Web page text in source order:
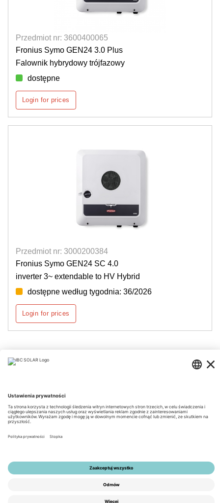
Przedmiot nr: 3600400065
Fronius Symo GEN24 3.0 Plus
Falownik hybrydowy trójfazowy
dostępne
Login for prices
Przedmiot nr: 3000200384
Fronius Symo GEN24 SC 4.0
inverter 3~ extendable to HV Hybrid
dostępne według tygodnia: 36/2026
Login for prices
Nota prawna
Ustawienia prywatności